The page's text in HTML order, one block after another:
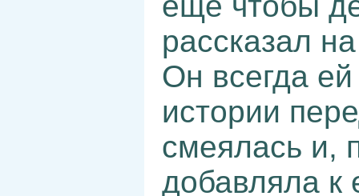
рассказал
Он всегда
истории
смеялась и,
добавляла к